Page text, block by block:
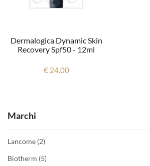
Dermalogica Dynamic Skin
Recovery Spf50 - 12ml
€ 24.00
Marchi
Lancome (2)
Biotherm (5)